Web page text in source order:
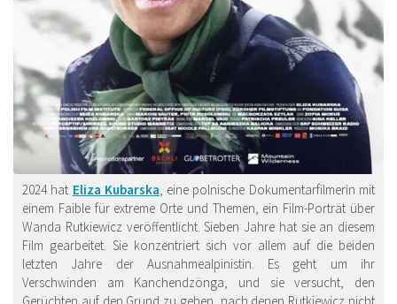
2024 hat Eliza Kubarska, eine polnische Dokumentarfilmerin mit
einem Faible für extreme Orte und Themen, ein Film-Porträt über
Wanda Rutkiewicz veröffentlicht. Sieben Jahre hat sie an diesem
Film gearbeitet. Sie konzentriert sich vor allem auf die beiden
letzten Jahre der Ausnahmealpinistin. Es geht um ihr
Verschwinden am Kanchendzönga, und sie versucht, den